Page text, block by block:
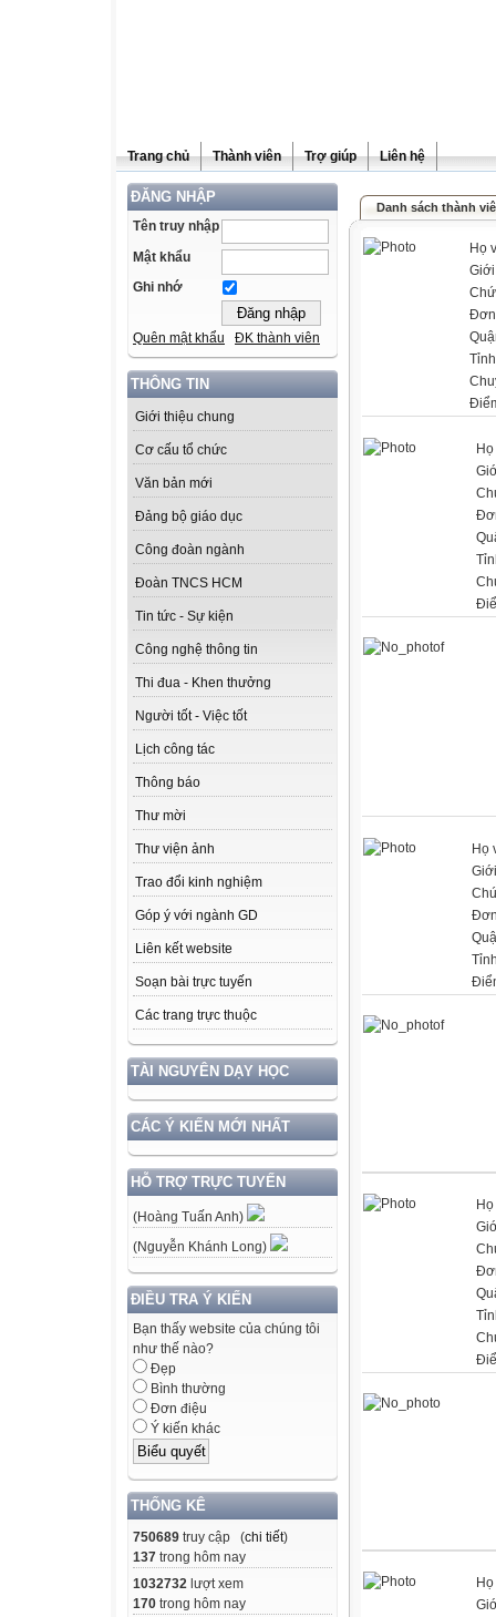
Trang chủ Thành viên Trợ giúp Liên hệ
ĐĂNG NHẬP
Tên truy nhập
Mật khẩu
Ghi nhớ
Quên mật khẩu ĐK thành viên
THÔNG TIN
Giới thiệu chung
Cơ cấu tổ chức
Văn bản mới
Đảng bộ giáo dục
Công đoàn ngành
Đoàn TNCS HCM
Tin tức - Sự kiện
Công nghệ thông tin
Thi đua - Khen thưởng
Người tốt - Việc tốt
Lịch công tác
Thông báo
Thư mời
Thư viện ảnh
Trao đổi kinh nghiệm
Góp ý với ngành GD
Liên kết website
Soạn bài trực tuyến
Các trang trực thuộc
TÀI NGUYÊN DẠY HỌC
CÁC Ý KIẾN MỚI NHẤT
HỖ TRỢ TRỰC TUYẾN
(Hoàng Tuấn Anh)
(Nguyễn Khánh Long)
ĐIỀU TRA Ý KIẾN
Bạn thấy website của chúng tôi
như thế nào?
Đẹp
Bình thường
Đơn điệu
Ý kiến khác
THỐNG KÊ
750689 truy cập (chi tiết)
137 trong hôm nay
1032732 lượt xem
170 trong hôm nay
Danh sách thành
Họ
Họ